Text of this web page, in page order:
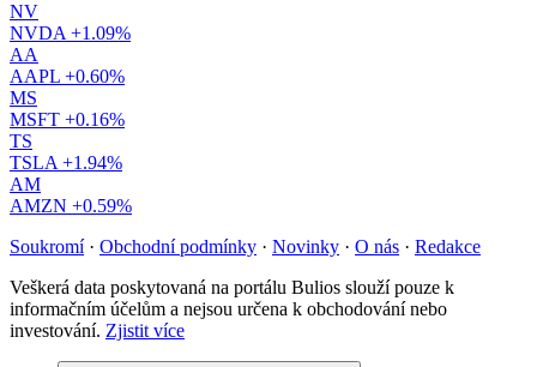
NV
NVDA +1.09%
AA
AAPL +0.60%
MS
MSFT +0.16%
TS
TSLA +1.94%
AM
AMZN +0.59%
Soukromí · Obchodní podmínky · Novinky · O nás · Redakce
Veškerá data poskytovaná na portálu Bulios slouží pouze k
informačním účelům a nejsou určena k obchodování nebo
investování. Zjistit více